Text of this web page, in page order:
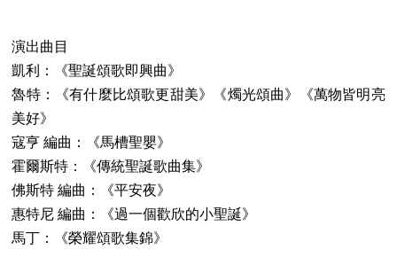
演出曲目
凱利：《聖誕頌歌即興曲》
魯特：《有什麼比頌歌更甜美》《燭光頌曲》《萬物皆明亮
美好》
寇亨 編曲：《馬槽聖嬰》
霍爾斯特：《傳統聖誕歌曲集》
佛斯特 編曲：《平安夜》
惠特尼 編曲：《過一個歡欣的小聖誕》
馬丁：《榮耀頌歌集錦》